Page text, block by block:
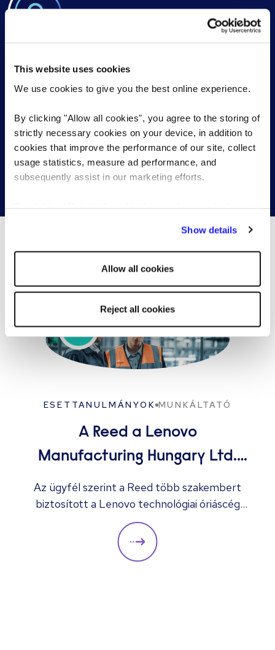
This website uses cookies
We use cookies to give you the best online experience.
By clicking "Allow all cookies", you agree to the storing of
strictly necessary cookies on your device, in addition to
cookies that improve the performance of our site, collect
usage statistics, measure ad performance, and
subsequently assist in our marketing efforts.
Show details
Allow all cookies
Reject all cookies
megbízásokig. Kollégánk munkaerő
közvetítésben és executive searchben áll
pozíciók: operatív igazgató ügyvezető
aktuárius regionális CFO főkönyvelő HR vezető
számvitel, bérszámfejtés) értékesítési vezető
üzletfejlesztési igazgató termékfejlesztési
marketing állásajánlatainkra
együttműködik munkáltatókkal, akik tehetséges
értékesítési szakembereket keresnek.
Legújabb állások keresése
ESETTANULMÁNYOK MUNKÁLTATÓ
A Reed a Lenovo
Manufacturing Hungary Ltd.
több megüresedett állását
betölti
Az ügyfél szerint a Reed több szakembert
biztosított a Lenovo technológiai óriáscég
számára, akik „mind segítenek a céget a
következő szintre emelni.